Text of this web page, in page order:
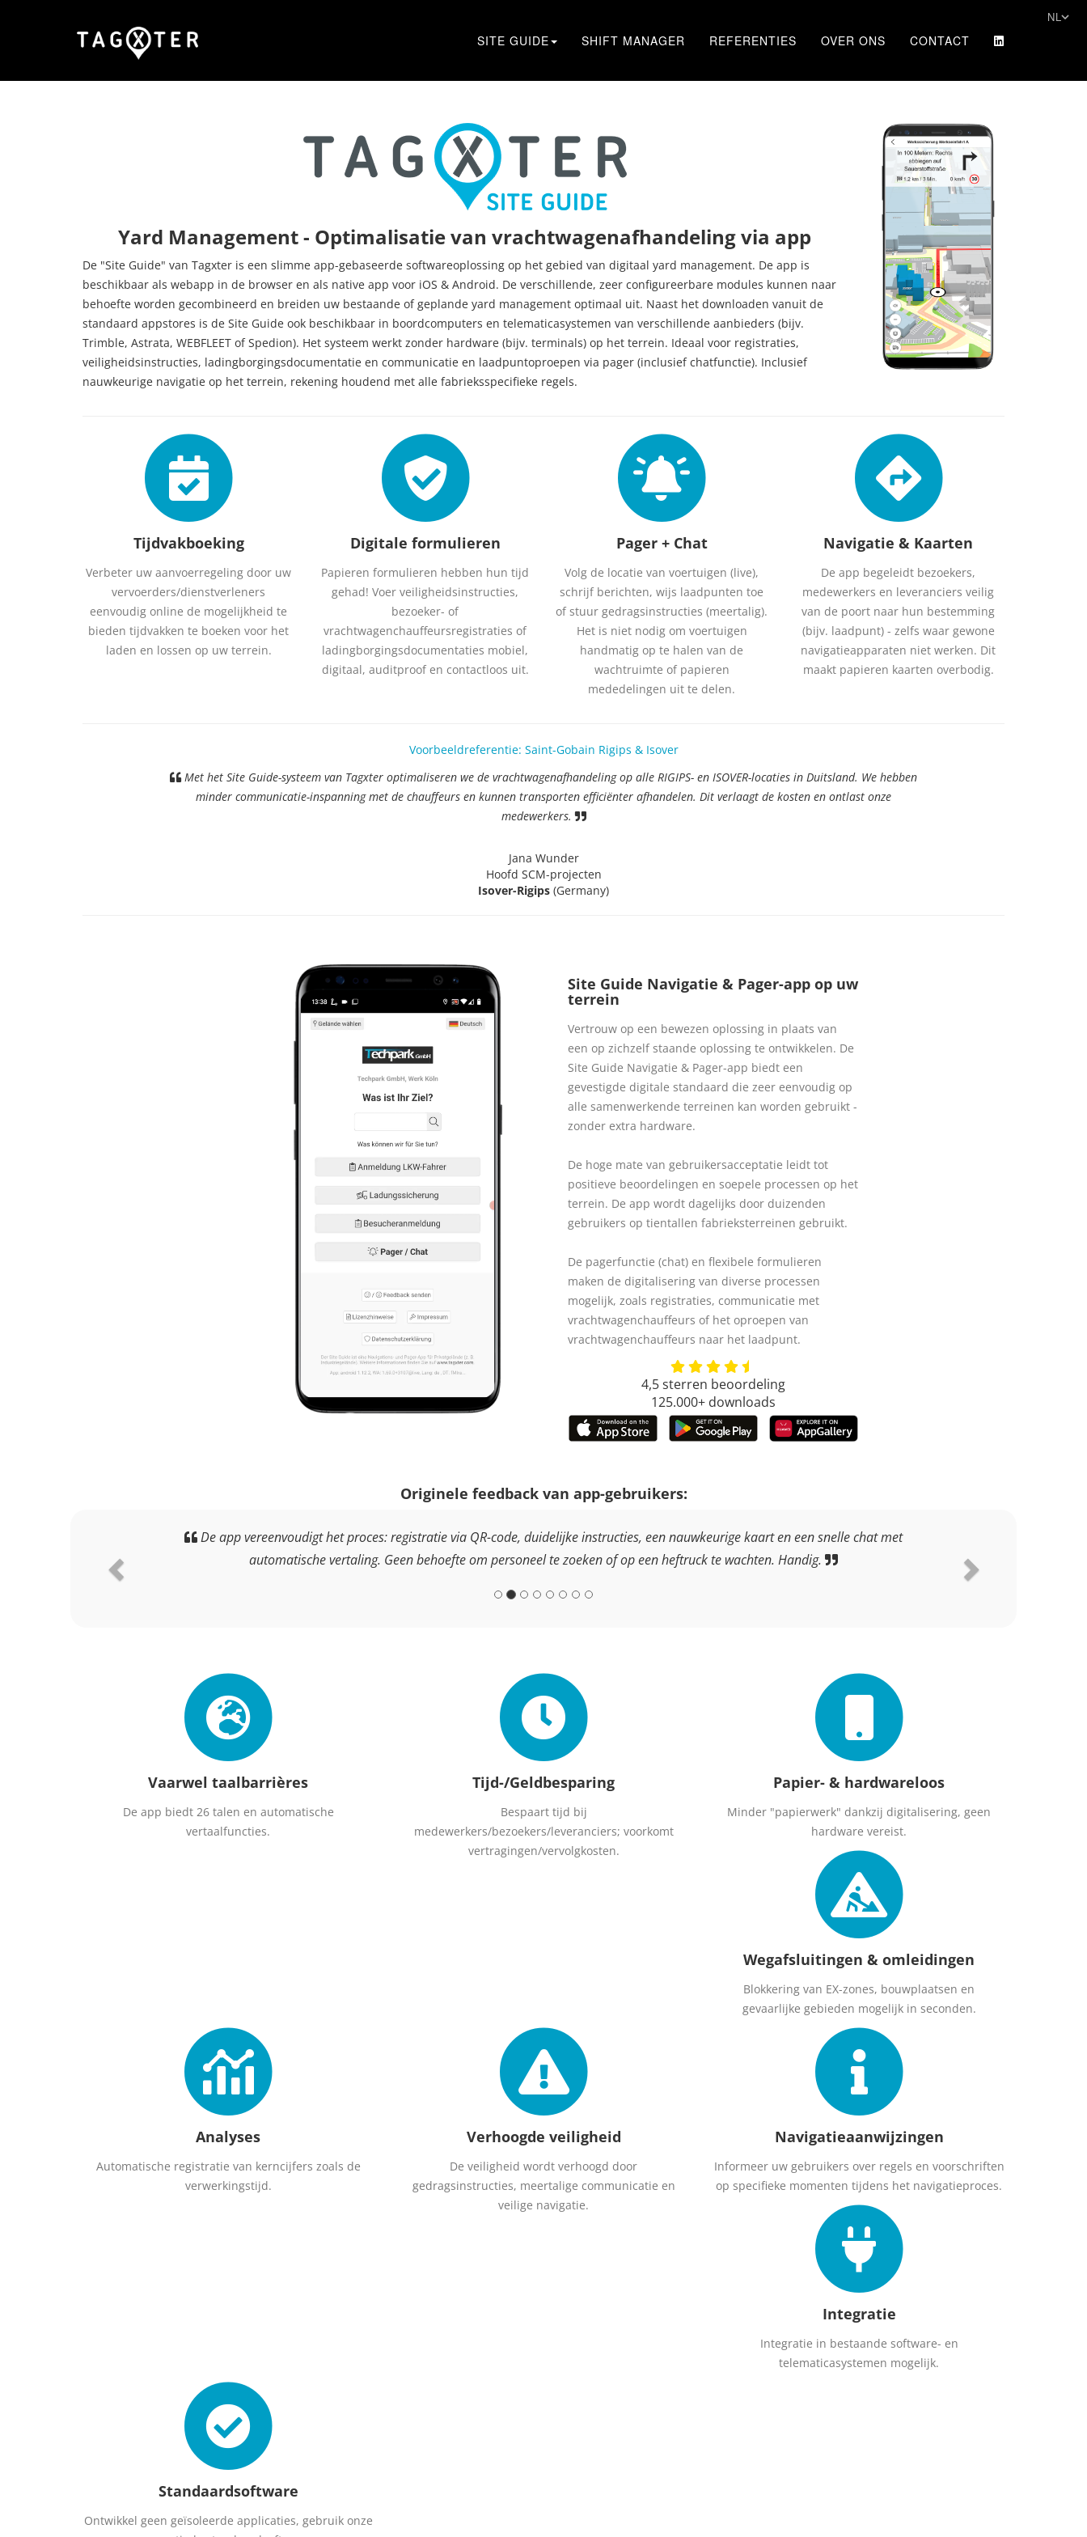
SITE GUIDE SHIFT MANAGER REFERENTIES OVER ONS CONTACT
NL
Yard Management - Optimalisatie van vrachtwagenafhandeling via app
De "Site Guide" van Tagxter is een slimme app-gebaseerde softwareoplossing op het gebied van digitaal yard management. De app is
beschikbaar als webapp in de browser en als native app voor iOS & Android. De verschillende, zeer configureerbare modules kunnen naar
behoefte worden gecombineerd en breiden uw bestaande of geplande yard management optimaal uit. Naast het downloaden vanuit de
standaard appstores is de Site Guide ook beschikbaar in boordcomputers en telematicasystemen van verschillende aanbieders (bijv.
Trimble, Astrata, WEBFLEET of Spedion). Het systeem werkt zonder hardware (bijv. terminals) op het terrein. Ideaal voor registraties,
veiligheidsinstructies, ladingborgingsdocumentatie en communicatie en laadpuntoproepen via pager (inclusief chatfunctie). Inclusief
nauwkeurige navigatie op het terrein, rekening houdend met alle fabrieksspecifieke regels.
Tijdvakboeking
Verbeter uw aanvoerregeling door uw
vervoerders/dienstverleners
eenvoudig online de mogelijkheid te
bieden tijdvakken te boeken voor het
laden en lossen op uw terrein.
Digitale formulieren
Papieren formulieren hebben hun tijd
gehad! Voer veiligheidsinstructies,
bezoeker- of
vrachtwagenchauffeursregistraties of
ladingborgingsdocumentaties mobiel,
digitaal, auditproof en contactloos uit.
Pager + Chat
Volg de locatie van voertuigen (live),
schrijf berichten, wijs laadpunten toe
of stuur gedragsinstructies (meertalig).
Het is niet nodig om voertuigen
handmatig op te halen van de
wachtruimte of papieren
mededelingen uit te delen.
Navigatie & Kaarten
De app begeleidt bezoekers,
medewerkers en leveranciers veilig
van de poort naar hun bestemming
(bijv. laadpunt) - zelfs waar gewone
navigatieapparaten niet werken. Dit
maakt papieren kaarten overbodig.
Voorbeeldreferentie: Saint-Gobain Rigips & Isover
Met het Site Guide-systeem van Tagxter optimaliseren we de vrachtwagenafhandeling op alle RIGIPS- en ISOVER-locaties in Duitsland. We hebben
minder communicatie-inspanning met de chauffeurs en kunnen transporten efficiënter afhandelen. Dit verlaagt de kosten en ontlast onze
medewerkers.
Jana Wunder
Hoofd SCM-projecten
Isover-Rigips (Germany)
Site Guide Navigatie & Pager-app op uw
terrein
Vertrouw op een bewezen oplossing in plaats van
een op zichzelf staande oplossing te ontwikkelen. De
Site Guide Navigatie & Pager-app biedt een
gevestigde digitale standaard die zeer eenvoudig op
alle samenwerkende terreinen kan worden gebruikt -
zonder extra hardware.
De hoge mate van gebruikersacceptatie leidt tot
positieve beoordelingen en soepele processen op het
terrein. De app wordt dagelijks door duizenden
gebruikers op tientallen fabrieksterreinen gebruikt.
De pagerfunctie (chat) en flexibele formulieren
maken de digitalisering van diverse processen
mogelijk, zoals registraties, communicatie met
vrachtwagenchauffeurs of het oproepen van
vrachtwagenchauffeurs naar het laadpunt.
4,5 sterren beoordeling
125.000+ downloads
Originele feedback van app-gebruikers:
De app vereenvoudigt het proces: registratie via QR-code, duidelijke instructies, een nauwkeurige kaart en een snelle chat met
automatische vertaling. Geen behoefte om personeel te zoeken of op een heftruck te wachten. Handig.
Vaarwel taalbarrières
De app biedt 26 talen en automatische
vertaalfuncties.
Tijd-/Geldbesparing
Bespaart tijd bij
medewerkers/bezoekers/leveranciers; voorkomt
vertragingen/vervolgkosten.
Papier- & hardwareloos
Minder "papierwerk" dankzij digitalisering, geen
hardware vereist.
Wegafsluitingen & omleidingen
Blokkering van EX-zones, bouwplaatsen en
gevaarlijke gebieden mogelijk in seconden.
Analyses
Automatische registratie van kerncijfers zoals de
verwerkingstijd.
Verhoogde veiligheid
De veiligheid wordt verhoogd door
gedragsinstructies, meertalige communicatie en
veilige navigatie.
Navigatieaanwijzingen
Informeer uw gebruikers over regels en voorschriften
op specifieke momenten tijdens het navigatieproces.
Integratie
Integratie in bestaande software- en
telematicasystemen mogelijk.
Standaardsoftware
Ontwikkel geen geïsoleerde applicaties, gebruik onze